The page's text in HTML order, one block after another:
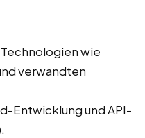
wie
verwandten
Entwicklung und API-